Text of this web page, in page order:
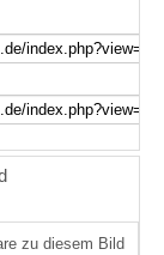
zu diesem Bild